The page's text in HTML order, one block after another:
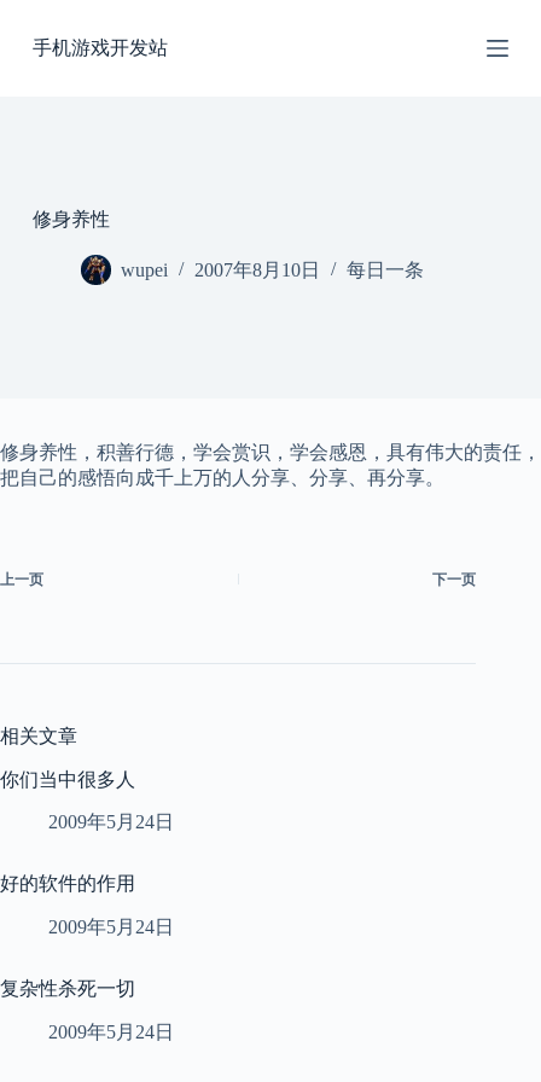
过
手机游戏开发站
修身养性
wupei 2007年8月10日 每日一条
修身养性，积善行德，学会赏识，学会感恩，具有伟大的责任，
把自己的感悟向成千上万的人分享、分享、再分享。
上一页 下一页
相关文章
你们当中很多人
2009年5月24日
好的软件的作用
2009年5月24日
复杂性杀死一切
2009年5月24日